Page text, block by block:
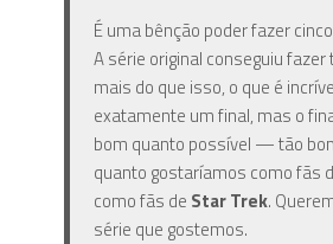
É uma bênção poder fazer
A série original conseguiu fazer
mais do que isso, o que é
exatamente um final, mas o
bom quanto possível — tão
quanto gostaríamos como fãs
como fãs de Star Trek.
série que gostemos.